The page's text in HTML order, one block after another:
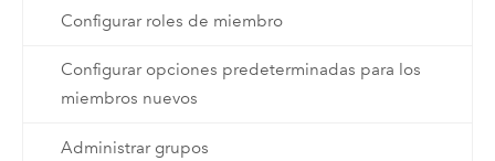
Configurar roles de miembro
Configurar opciones predeterminadas para los
miembros nuevos
Administrar grupos